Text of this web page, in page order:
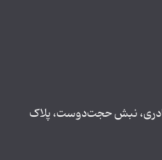
نادری، نبش حجت‌دوست، پلاک